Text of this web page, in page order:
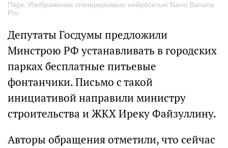
Парк. Изображение сгенерировано нейросетью Nano Banana
Pro
Депутаты Госдумы предложили
Минстрою РФ устанавливать в городских
парках бесплатные питьевые
фонтанчики. Письмо с такой
инициативой направили министру
строительства и ЖКХ Иреку Файзуллину.
Авторы обращения отметили, что сейчас